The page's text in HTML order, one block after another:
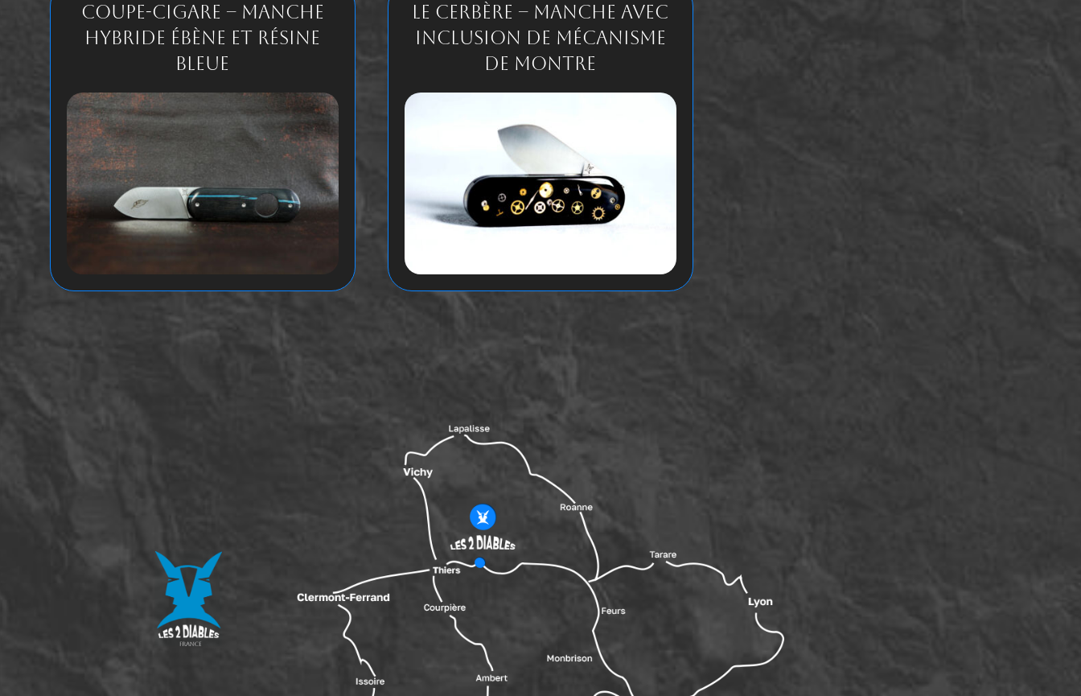
Coupe-Cigare – Manche
Hybride Ébène et Résine
Bleue
Le Cerbère – Manche avec
inclusion de mécanisme
de montre